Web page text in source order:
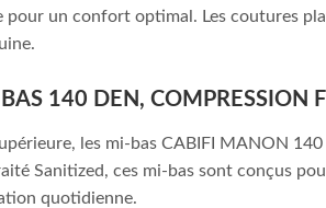
un confort optimal. Les coutures
140 DEN, COMPRESSION
les mi-bas CABIFI MANON
Sanitized, ces mi-bas sont conçus
quotidienne.